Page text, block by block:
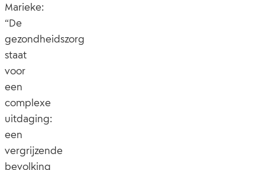
Marieke:
“De
gezondheidszorg
staat
voor
een
complexe
uitdaging:
een
vergrijzende
bevolking